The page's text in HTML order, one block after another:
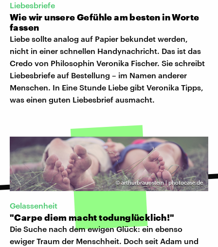
Liebesbriefe
Wie wir unsere Gefühle am besten in Worte
fassen
Liebe sollte analog auf Papier bekundet werden,
nicht in einer schnellen Handynachricht. Das ist das
Credo von Philosophin Veronika Fischer. Sie schreibt
Liebesbriefe auf Bestellung – im Namen anderer
Menschen. In Eine Stunde Liebe gibt Veronika Tipps,
was einen guten Liebesbrief ausmacht.
©arthurbraunstein | photocase.de
Gelassenheit
"Carpe diem macht todunglücklich!"
Die Suche nach dem ewigen Glück: ein ebenso
ewiger Traum der Menschheit. Doch seit Adam und